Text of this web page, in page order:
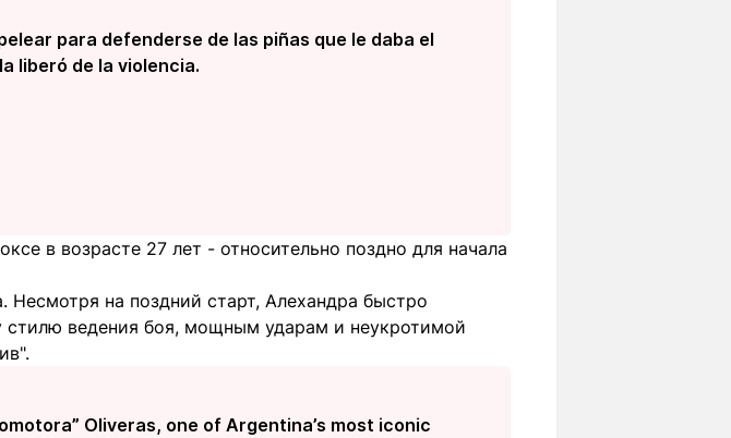
para defenderse de las piñas que le daba el
liberó de la violencia.
в возрасте 27 лет - относительно поздно для начала
на поздний старт, Алехандра быстро
стилю ведения боя, мощным ударам и неукротимой
Oliveras, one of Argentina’s most iconic